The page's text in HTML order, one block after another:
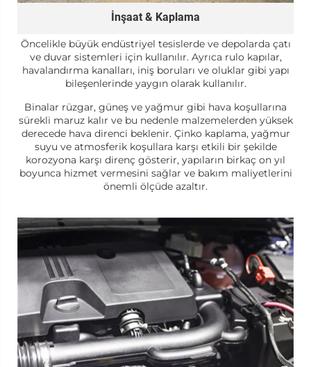
İnşaat & Kaplama
Öncelikle büyük endüstriyel tesislerde ve depolarda çatı
ve duvar sistemleri için kullanılır. Ayrıca rulo kapılar,
havalandırma kanalları, iniş boruları ve oluklar gibi yapı
bileşenlerinde yaygın olarak kullanılır.
Binalar rüzgar, güneş ve yağmur gibi hava koşullarına
sürekli maruz kalır ve bu nedenle malzemelerden yüksek
derecede hava direnci beklenir. Çinko kaplama, yağmur
suyu ve atmosferik koşullara karşı etkili bir şekilde
korozyona karşı direnç gösterir, yapıların birkaç on yıl
boyunca hizmet vermesini sağlar ve bakım maliyetlerini
önemli ölçüde azaltır.